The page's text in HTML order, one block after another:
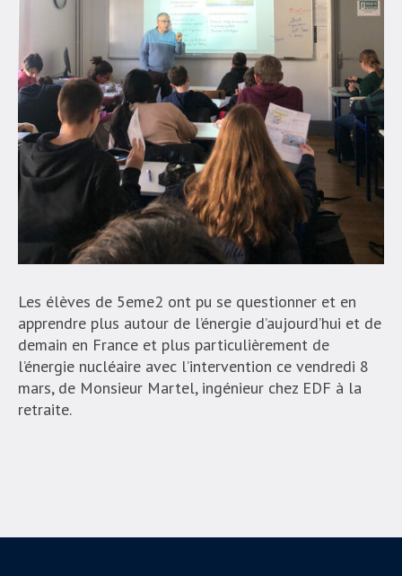
Les élèves de 5eme2 ont pu se questionner et en
apprendre plus autour de l’énergie d’aujourd’hui et de
demain en France et plus particulièrement de
l’énergie nucléaire avec l’intervention ce vendredi 8
mars, de Monsieur Martel, ingénieur chez EDF à la
retraite.